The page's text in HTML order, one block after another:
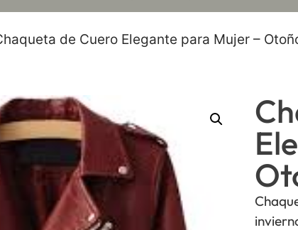
de Cuero Elegante para Mujer –